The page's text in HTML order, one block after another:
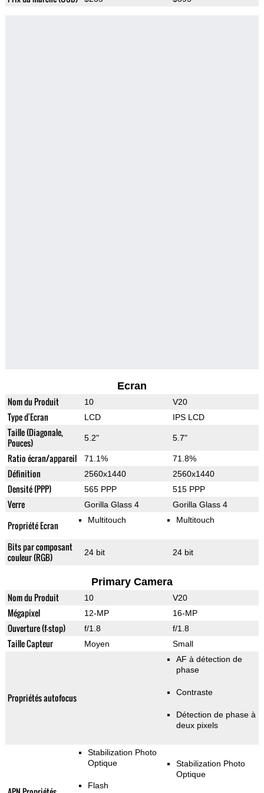
Ecran
Nom du Produit 10 V20
Type d'Ecran LCD IPS LCD
Taille (Diagonale,
Pouces)
5.2" 5.7"
Ratio écran/appareil 71.1% 71.8%
Définition 2560x1440 2560x1440
Densité (PPP) 565 PPP 515 PPP
Verre Gorilla Glass 4 Gorilla Glass 4
Propriété Ecran Multitouch Multitouch
Bits par composant
couleur (RGB)
24 bit 24 bit
Primary Camera
Nom du Produit 10 V20
Mégapixel 12-MP 16-MP
Ouverture (f-stop) f/1.8 f/1.8
Taille Capteur Moyen Small
Propriétés autofocus
AF à détection de
phase
Contraste
Détection de phase à
deux pixels
Stabilization Photo
Optique
Flash
Stabilization Photo
Optique